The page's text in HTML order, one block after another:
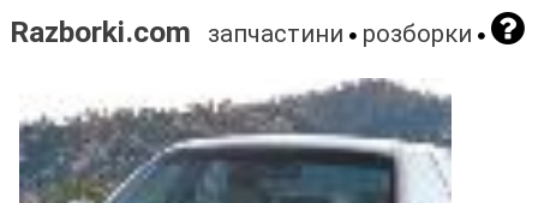
Razborki.com запчастини розборки